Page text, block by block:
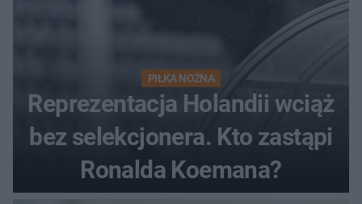
PIŁKA NOŻNA
Reprezentacja Holandii wciąż
bez selekcjonera. Kto zastąpi
Ronalda Koemana?